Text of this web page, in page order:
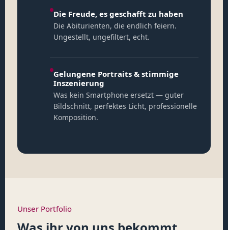
Die Freude, es geschafft zu haben
Die Abiturienten, die endlich feiern.
Ungestellt, ungefiltert, echt.
Gelungene Portraits & stimmige
Inszenierung
Was kein Smartphone ersetzt — guter
Bildschnitt, perfektes Licht, professionelle
Komposition.
Unser Portfolio